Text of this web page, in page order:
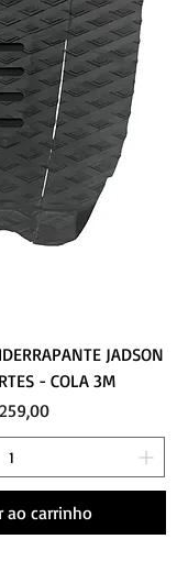
JADSON
- COLA 3M
ao carrinho